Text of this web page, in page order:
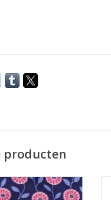
producten
10 cm.